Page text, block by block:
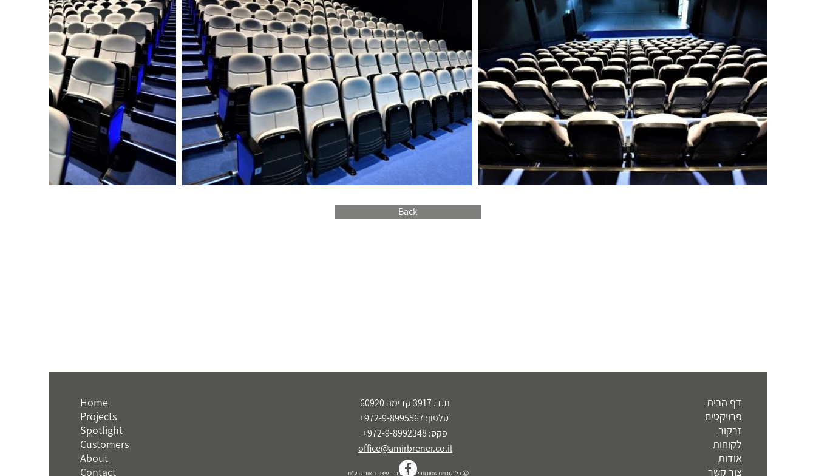
Back
Home
Projects
Spotlight
Customers
About
Contact
ת.ד. 3917 קדימה 60920
טלפון: 972-9-8995567+
פקס: 972-9-8992348+
office@amirbrener.co.il
Ⓒ כל הזכויות שמורות לעמיר ברנר - עיצוב תאורה בע"מ
דף הבית
פרויקטים
זרקור
לקוחות
אודות
צור קשר